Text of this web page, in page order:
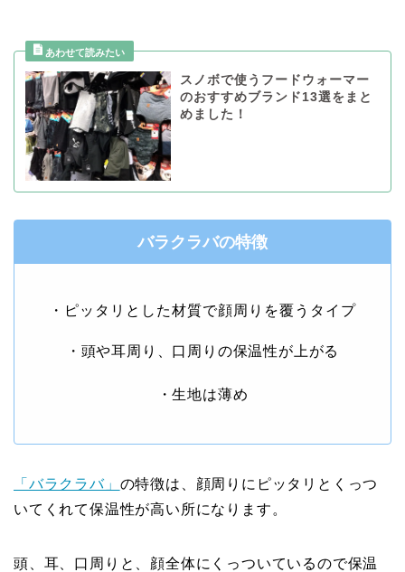
スノボで使うフードウォーマー
のおすすめブランド13選をまと
めました！
バラクラバの特徴
・ピッタリとした材質で顔周りを覆うタイプ
・頭や耳周り、口周りの保温性が上がる
・生地は薄め
「バラクラバ」 の特徴は、顔周りにピッタリとくっつ
いてくれて保温性が高い所になります。
頭、耳、口周りと、顔全体にくっついているので保温